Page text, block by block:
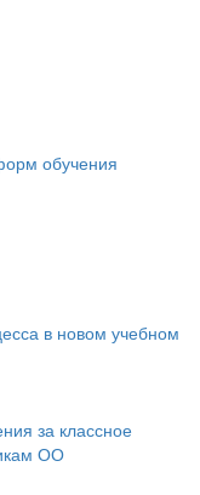
обучения
в новом учебном
за классное
ОО